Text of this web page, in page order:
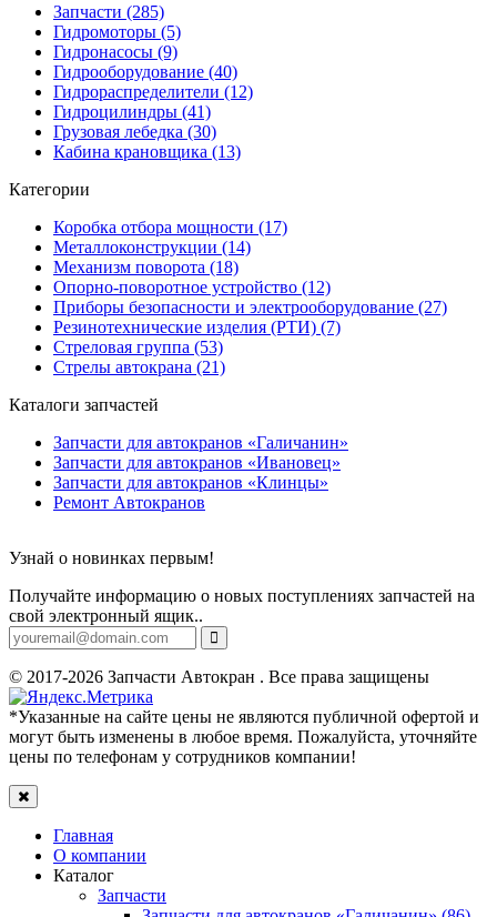
Запчасти (285)
Гидромоторы (5)
Гидронасосы (9)
Гидрооборудование (40)
Гидрораспределители (12)
Гидроцилиндры (41)
Грузовая лебедка (30)
Кабина крановщика (13)
Категории
Коробка отбора мощности (17)
Металлоконструкции (14)
Механизм поворота (18)
Опорно-поворотное устройство (12)
Приборы безопасности и электрооборудование (27)
Резинотехнические изделия (РТИ) (7)
Стреловая группа (53)
Стрелы автокрана (21)
Каталоги запчастей
Запчасти для автокранов «Галичанин»
Запчасти для автокранов «Ивановец»
Запчасти для автокранов «Клинцы»
Ремонт Автокранов
Узнай о новинках первым!
Получайте информацию о новых поступлениях запчастей на
свой электронный ящик..
© 2017-2026 Запчасти Автокран . Все права защищены
*Указанные на сайте цены не являются публичной офертой и
могут быть изменены в любое время. Пожалуйста, уточняйте
цены по телефонам у сотрудников компании!
Главная
О компании
Каталог
Запчасти